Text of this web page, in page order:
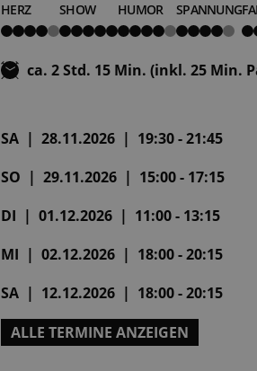
HERZ
4
von
SHOW
5
von
HUMOR
4
von
SPANNUNG
4
von
5
ca. 2 Std. 15 Min. (inkl. 25 Min.
SA | 28.11.2026 | 19:30 - 21:45
SO | 29.11.2026 | 15:00 - 17:15
DI | 01.12.2026 | 11:00 - 13:15
MI | 02.12.2026 | 18:00 - 20:15
SA | 12.12.2026 | 18:00 - 20:15
ALLE TERMINE ANZEIGEN